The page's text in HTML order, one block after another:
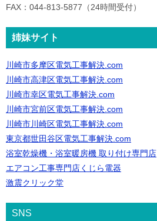
FAX：044-813-5877（24時間受付）
姉妹サイト
川崎市多摩区電気工事解決.com
川崎市高津区電気工事解決.com
川崎市幸区電気工事解決.com
川崎市宮前区電気工事解決.com
川崎市川崎区電気工事解決.com
東京都世田谷区電気工事解決.com
浴室乾燥機・浴室暖房機 取り付け専門店
エアコン工事専門店くじら電器
激震クリック堂
SNS